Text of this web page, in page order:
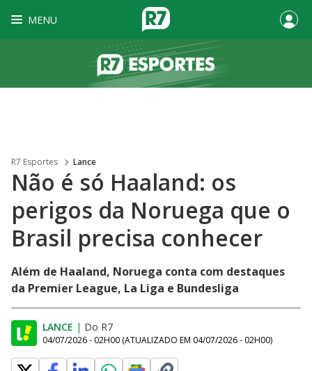
MENU
R7 Esportes Lance
Não é só Haaland: os
perigos da Noruega que o
Brasil precisa conhecer
Além de Haaland, Noruega conta com destaques
da Premier League, La Liga e Bundesliga
LANCE | Do R7
04/07/2026 - 02H00 (ATUALIZADO EM 04/07/2026 - 02H00)